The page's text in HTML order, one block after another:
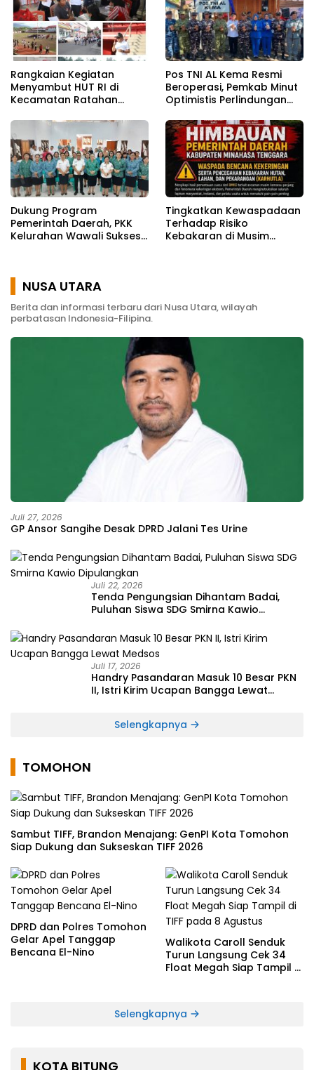
Rangkaian Kegiatan
Menyambut HUT RI di
Kecamatan Ratahan
Pos TNI AL Kema Resmi
Beroperasi, Pemkab Minut
Optimistis Perlindungan
Dukung Program
Pemerintah Daerah, PKK
Kelurahan Wawali Sukses
Tingkatkan Kewaspadaan
Terhadap Risiko
Kebakaran di Musim
NUSA UTARA
Berita dan informasi terbaru dari Nusa Utara, wilayah
perbatasan Indonesia-Filipina.
Juli 27, 2026
GP Ansor Sangihe Desak DPRD Jalani Tes Urine
Juli 22, 2026
Tenda Pengungsian Dihantam Badai,
Puluhan Siswa SDG Smirna Kawio
Juli 17, 2026
Handry Pasandaran Masuk 10 Besar PKN
II, Istri Kirim Ucapan Bangga Lewat
Selengkapnya
TOMOHON
Sambut TIFF, Brandon Menajang: ​GenPI Kota Tomohon
Siap Dukung dan Sukseskan TIFF 2026
DPRD dan Polres Tomohon
Gelar Apel Tanggap
Bencana El-Nino
Walikota Caroll Senduk
Turun Langsung Cek 34
Float Megah Siap Tampil di
Selengkapnya
KOTA BITUNG